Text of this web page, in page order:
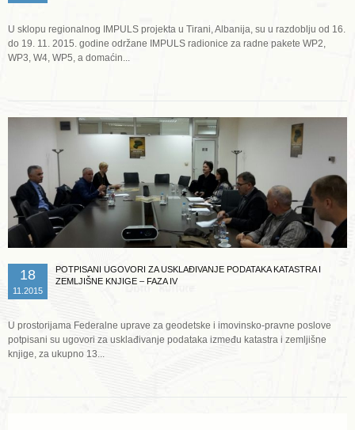
U sklopu regionalnog IMPULS projekta u Tirani, Albanija, su u razdoblju od 16.
do 19. 11. 2015. godine održane IMPULS radionice za radne pakete WP2,
WP3, W4, WP5, a domaćin...
18
11.2015
POTPISANI UGOVORI ZA USKLAĐIVANJE PODATAKA KATASTRA I
ZEMLJIŠNE KNJIGE – FAZA IV
U prostorijama Federalne uprave za geodetske i imovinsko-pravne poslove
potpisani su ugovori za usklađivanje podataka između katastra i zemljišne
knjige, za ukupno 13...